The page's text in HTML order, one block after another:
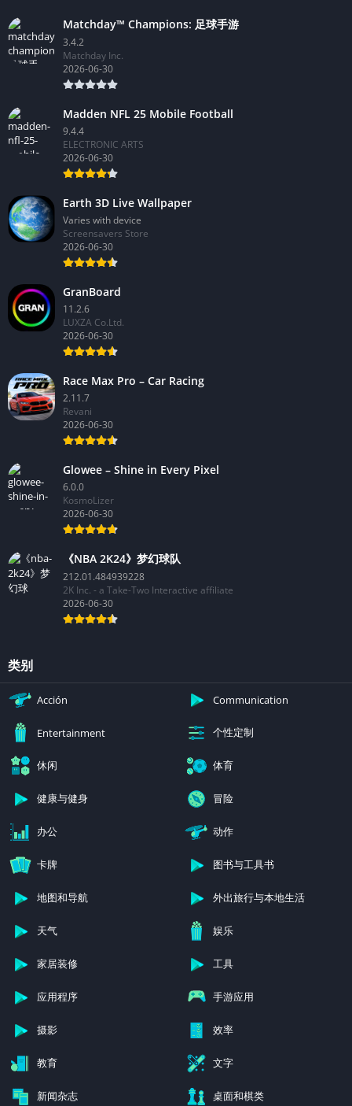
Matchday™ Champions: 足球手游
3.4.2
Matchday Inc.
2026-06-30
Madden NFL 25 Mobile Football
9.4.4
ELECTRONIC ARTS
2026-06-30
Earth 3D Live Wallpaper
Varies with device
Screensavers Store
2026-06-30
GranBoard
11.2.6
LUXZA Co.Ltd.
2026-06-30
Race Max Pro – Car Racing
2.11.7
Revani
2026-06-30
Glowee – Shine in Every Pixel
6.0.0
KosmoLizer
2026-06-30
《NBA 2K24》梦幻球队
212.01.484939228
2K Inc. - a Take-Two Interactive affiliate
2026-06-30
类别
Acción Communication
Entertainment 个性定制
休闲 体育
健康与健身 冒险
办公 动作
卡牌 图书与工具书
地图和导航 外出旅行与本地生活
天气 娱乐
家居装修 工具
应用程序 手游应用
摄影 效率
教育 文字
新闻杂志 桌面和棋类